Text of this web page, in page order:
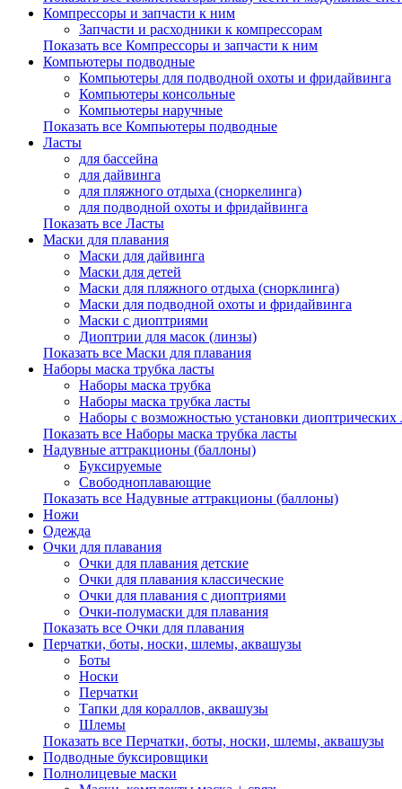
Компрессоры и запчасти к ним
Запчасти и расходники к компрессорам
Показать все Компрессоры и запчасти к ним
Компьютеры подводные
Компьютеры для подводной охоты и фридайвинга
Компьютеры консольные
Компьютеры наручные
Показать все Компьютеры подводные
Ласты
для бассейна
для дайвинга
для пляжного отдыха (сноркелинга)
для подводной охоты и фридайвинга
Показать все Ласты
Маски для плавания
Маски для дайвинга
Маски для детей
Маски для пляжного отдыха (снорклинга)
Маски для подводной охоты и фридайвинга
Маски с диоптриями
Диоптрии для масок (линзы)
Показать все Маски для плавания
Наборы маска трубка ласты
Наборы маска трубка
Наборы маска трубка ласты
Наборы с возможностью установки диоптрических
Показать все Наборы маска трубка ласты
Надувные аттракционы (баллоны)
Буксируемые
Свободноплавающие
Показать все Надувные аттракционы (баллоны)
Ножи
Одежда
Очки для плавания
Очки для плавания детские
Очки для плавания классические
Очки для плавания с диоптриями
Очки-полумаски для плавания
Показать все Очки для плавания
Перчатки, боты, носки, шлемы, аквашузы
Боты
Носки
Перчатки
Тапки для кораллов, аквашузы
Шлемы
Показать все Перчатки, боты, носки, шлемы, аквашузы
Подводные буксировщики
Полнолицевые маски